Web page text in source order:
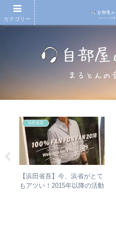
浜田省吾
【浜田省吾】今、浜省がとて
もアツい！2015年以降の活動
カテゴリー